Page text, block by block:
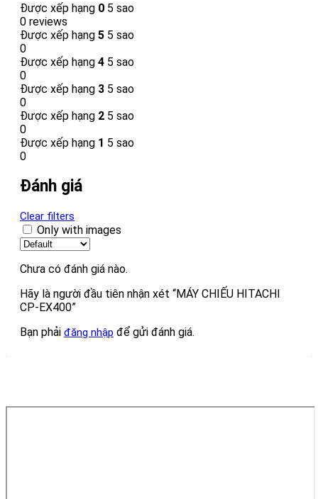
Được xếp hạng 0 5 sao
0 reviews
Được xếp hạng 5 5 sao
0
Được xếp hạng 4 5 sao
0
Được xếp hạng 3 5 sao
0
Được xếp hạng 2 5 sao
0
Được xếp hạng 1 5 sao
0
Đánh giá
Clear filters
Only with images
Chưa có đánh giá nào.
Hãy là người đầu tiên nhận xét “MÁY CHIẾU HITACHI
CP-EX400”
Bạn phải đăng nhập để gửi đánh giá.